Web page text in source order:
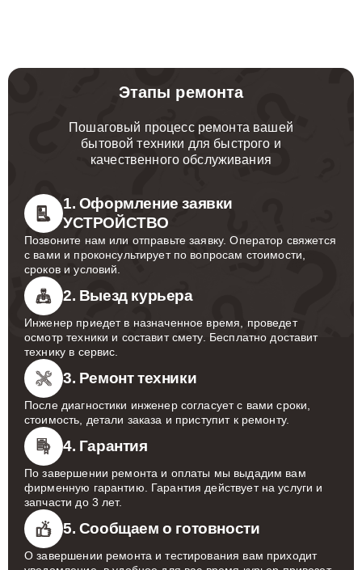
Этапы ремонта
Пошаговый процесс ремонта вашей
бытовой техники для быстрого и
качественного обслуживания
1. Оформление заявки
УСТРОЙСТВО
Позвоните нам или отправьте заявку. Оператор свяжется
с вами и проконсультирует по вопросам стоимости,
сроков и условий.
2. Выезд курьера
Инженер приедет в назначенное время, проведет
осмотр техники и составит смету. Бесплатно доставит
технику в сервис.
3. Ремонт техники
После диагностики инженер согласует с вами сроки,
стоимость, детали заказа и приступит к ремонту.
4. Гарантия
По завершении ремонта и оплаты мы выдадим вам
фирменную гарантию. Гарантия действует на услуги и
запчасти до 3 лет.
5. Сообщаем о готовности
О завершении ремонта и тестирования вам приходит